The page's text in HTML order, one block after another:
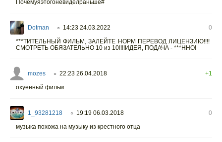
Почемуяэтогоневиделраньше#
Dotman ○ 14:23 24.03.2022
0
***ТИТЕЛЬНЫЙ ФИЛЬМ, ЗАЛЕЙТЕ НОРМ ПЕРЕВОД ЛИЦЕНЗИЮ!!!!
СМОТРЕТЬ ОБЯЗАТЕЛЬНО 10 из 10!!!!ИДЕЯ, ПОДАЧА - ***ННО!
mozes ○ 22:23 26.04.2018
+1
охуенный фильм.
1_93281218 ○ 19:19 06.03.2018
0
музыка похожа на музыку из крестного отца